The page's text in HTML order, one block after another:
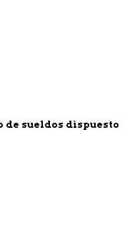
de sueldos dispuesto